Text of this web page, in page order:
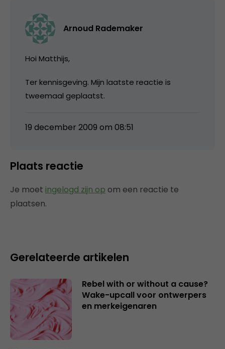
Arnoud Rademaker
Hoi Matthijs,
Ter kennisgeving. Mijn laatste reactie is
tweemaal geplaatst.
19 december 2009 om 08:51
Plaats reactie
Je moet ingelogd zijn op om een reactie te
plaatsen.
Gerelateerde artikelen
Rebel with or without a cause?
Wake-upcall voor ontwerpers
en merkeigenaren